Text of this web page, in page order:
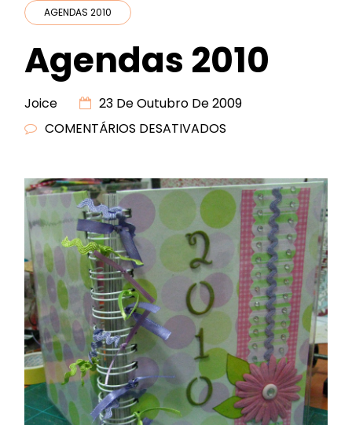
AGENDAS 2010
Agendas 2010
Joice
23 De Outubro De 2009
COMENTÁRIOS DESATIVADOS